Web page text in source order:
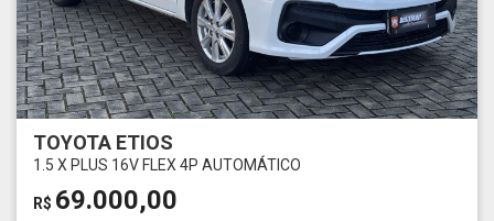
TOYOTA ETIOS
1.5 X PLUS 16V FLEX 4P AUTOMÁTICO
R$ 69.000,00